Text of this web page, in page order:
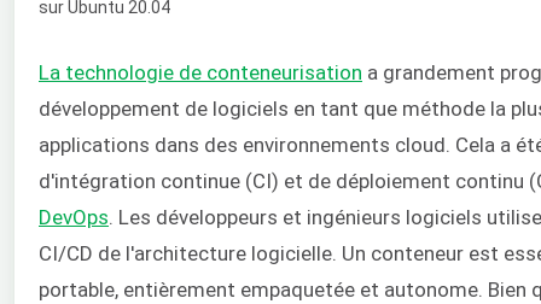
La technologie de conteneurisation a grandement
développement de logiciels en tant que méthode la
applications dans des environnements cloud. Cela a
d'intégration continue (CI) et de déploiement continu
DevOps . Les développeurs et ingénieurs logiciels
CI/CD de l'architecture logicielle. Un conteneur est
portable, entièrement empaquetée et autonome. Bien